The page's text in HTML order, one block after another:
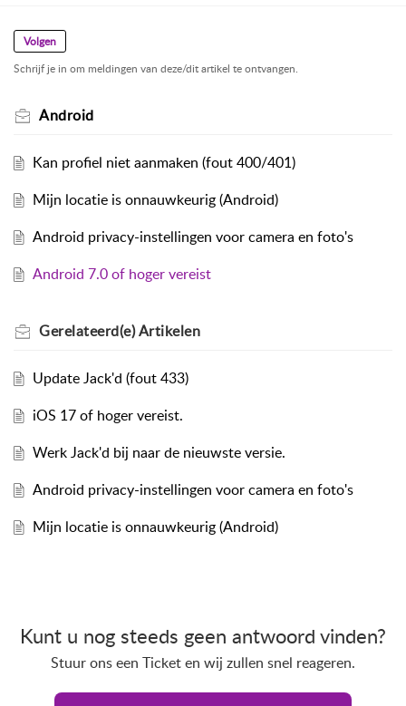
Volgen
Schrijf je in om meldingen van deze/dit artikel te ontvangen.
Android
Kan profiel niet aanmaken (fout 400/401)
Mijn locatie is onnauwkeurig (Android)
Android privacy-instellingen voor camera en foto's
Android 7.0 of hoger vereist
Gerelateerd(e)Artikelen
Update Jack'd (fout 433)
iOS 17 of hoger vereist.
Werk Jack'd bij naar de nieuwste versie.
Android privacy-instellingen voor camera en foto's
Mijn locatie is onnauwkeurig (Android)
Kunt u nog steeds geen antwoord vinden?
Stuur ons een Ticket en wij zullen snel reageren.